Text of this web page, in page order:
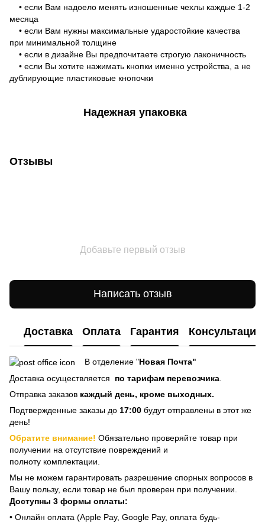
• если Вам надоело менять изношенные чехлы каждые 1-2
месяца
• если Вам нужны максимальные ударостойкие качества
при минимальной толщине
• если в дизайне Вы предпочитаете строгую лаконичность
• если Вы хотите нажимать кнопки именно устройства, а не
дублирующие пластиковые кнопочки
Надежная упаковка
Отзывы
Добавьте первый отзыв
Написать отзыв
Доставка Оплата Гарантия Консультация
В отделение "Новая Почта"
Доставка осуществляется
по тарифам перевозчика
Отправка заказов каждый день, кроме выходных.
Подтвержденные заказы до 17:00 будут отправлены в этот же
день!
Обратите внимание! Обязательно проверяйте товар при
получении на отсутствие повреждений и
полноту комплектации.
Мы не можем гарантировать разрешение спорных вопросов в
Вашу пользу, если товар не был проверен при получении.
Доступны 3 формы оплаты:
• Онлайн оплата (Apple Pay, Google Pay, оплата будь-